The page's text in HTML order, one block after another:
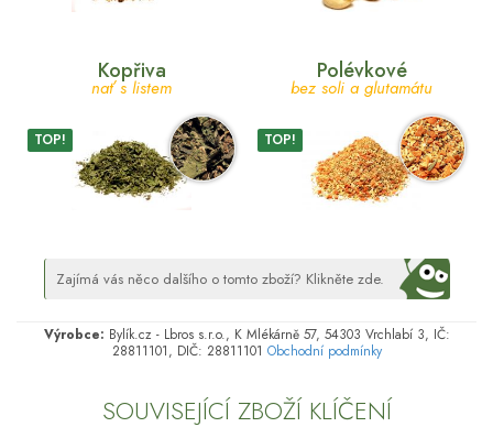
Kopřiva
nať s listem
TOP!
Polévkové
bez soli a glutamátu
TOP!
Zajímá vás něco dalšího o tomto zboží? Klikněte zde.
Výrobce: Bylík.cz - Lbros s.r.o., K Mlékárně 57, 54303 Vrchlabí 3, IČ:
28811101, DIČ: 28811101 Obchodní podmínky
SOUVISEJÍCÍ ZBOŽÍ KLÍČENÍ